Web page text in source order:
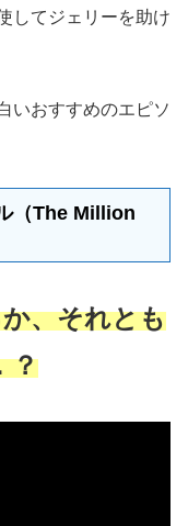
してジェリーを助け
いおすすめのエピソ
（The Million
、それとも
？